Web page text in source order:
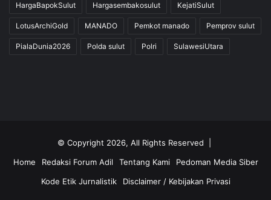
HargaBapokSulut Hargasembakosulut KejatiSulut
LotusArchiGold MANADO Pemkot manado Pemprov sulut
PialaDunia2026 Polda sulut Polri SulawesiUtara
© Copyright 2026, All Rights Reserved |
Home
Redaksi Forum Adil Tentang Kami
Pedoman Media Siber
Kode Etik Jurnalistik
Disclaimer / Kebijakan Privasi